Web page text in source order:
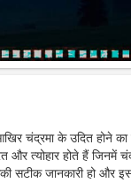
चंद्रमा के उदित होने
त्योहार होते हैं जिनमें
सटीक जानकारी हो और